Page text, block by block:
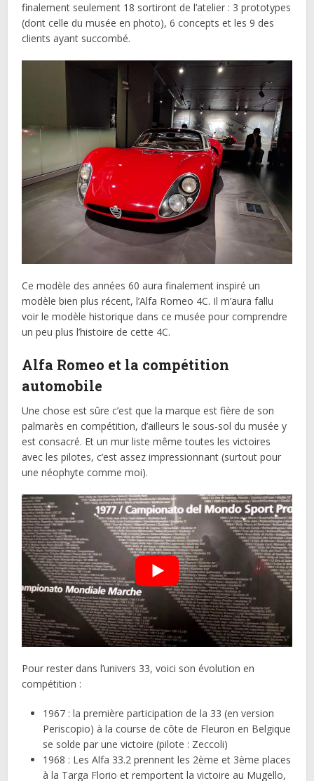
finalement seulement 18 sortiront de l’atelier : 3 prototypes
(dont celle du musée en photo), 6 concepts et les 9 des
clients ayant succombé.
Ce modèle des années 60 aura finalement inspiré un
modèle bien plus récent, l’Alfa Romeo 4C. Il m’aura fallu
voir le modèle historique dans ce musée pour comprendre
un peu plus l’histoire de cette 4C.
Alfa Romeo et la compétition
automobile
Une chose est sûre c’est que la marque est fière de son
palmarès en compétition, d’ailleurs le sous-sol du musée y
est consacré. Et un mur liste même toutes les victoires
avec les pilotes, c’est assez impressionnant (surtout pour
une néophyte comme moi).
Pour rester dans l’univers 33, voici son évolution en
compétition :
1967 : la première participation de la 33 (en version
Periscopio) à la course de côte de Fleuron en Belgique
se solde par une victoire (pilote : Zeccoli)
1968 : Les Alfa 33.2 prennent les 2ème et 3ème places
à la Targa Florio et remportent la victoire au Mugello,